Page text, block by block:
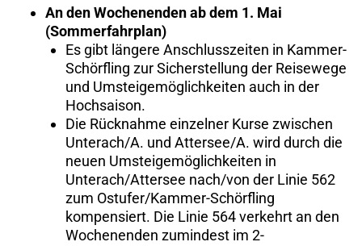
An den Wochenenden ab dem 1. Mai
(Sommerfahrplan)
Es gibt längere Anschlusszeiten in Kammer-
Schörfling zur Sicherstellung der Reisewege
und Umsteigemöglichkeiten auch in der
Hochsaison.
Die Rücknahme einzelner Kurse zwischen
Unterach/A. und Attersee/A. wird durch die
neuen Umsteigemöglichkeiten in
Unterach/Attersee nach/von der Linie 562
zum Ostufer/Kammer-Schörfling
kompensiert. Die Linie 564 verkehrt an den
Wochenenden zumindest im 2-